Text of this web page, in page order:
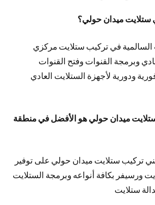
ميدان حولي؟
في تركيب ستلايت مركزي
وبرمجة القنوات وفتح القنوات
ودورية لأجهزة الستلايت العادي
ميدان حولي هو الأفضل في منطقة
تركيب ستلايت ميدان حولي على توفير
ورسيفر بكافة أنواعه وبرمجة الستلايت
ستلايت